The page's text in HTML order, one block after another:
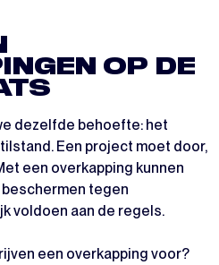
OP DE
dezelfde behoefte: het
Een project moet door,
een overkapping kunnen
tegen
voldoen aan de regels.
een overkapping voor?